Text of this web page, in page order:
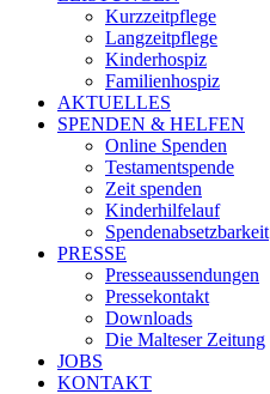
Kurzzeitpflege
Langzeitpflege
Kinderhospiz
Familienhospiz
AKTUELLES
SPENDEN & HELFEN
Online Spenden
Testamentspende
Zeit spenden
Kinderhilfelauf
Spendenabsetzbarkeit
PRESSE
Presseaussendungen
Pressekontakt
Downloads
Die Malteser Zeitung
JOBS
KONTAKT